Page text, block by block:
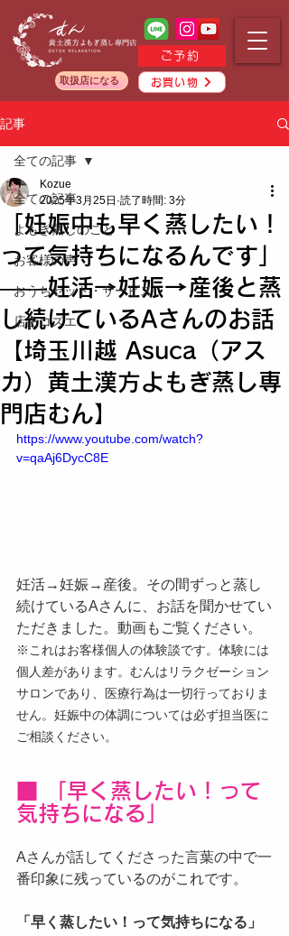
ご予約
お買い物
取扱店になる
記事
全ての記事
よもぎ蒸しのこと
お客様の声
おうちセット・サービス
店主コズエ
全ての記事
「妊娠中も早く蒸したい！
って気持ちになるんです」
——妊活→妊娠→産後と蒸
し続けているAさんのお話
【埼玉川越 Asuca（アス
カ）黄土漢方よもぎ蒸し専
門店むん】
Kozue
2025年3月25日 読了時間: 3分
https://www.youtube.com/watch?
v=qaAj6DycC8E
妊活→妊娠→産後。その間ずっと蒸し
続けているAさんに、お話を聞かせてい
ただきました。動画もご覧ください。
※これはお客様個人の体験談です。体験には
個人差があります。むんはリラクゼーション
サロンであり、医療行為は一切行っておりま
せん。妊娠中の体調については必ず担当医に
ご相談ください。
■ 「早く蒸したい！って
気持ちになる」
Aさんが話してくださった言葉の中で一
番印象に残っているのがこれです。
「早く蒸したい！って気持ちになる」